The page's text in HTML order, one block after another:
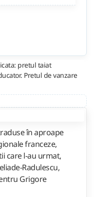
pretul taiat
Pretul de vanzare
în aproape
franceze,
care l-au urmat,
Radulescu,
Grigore